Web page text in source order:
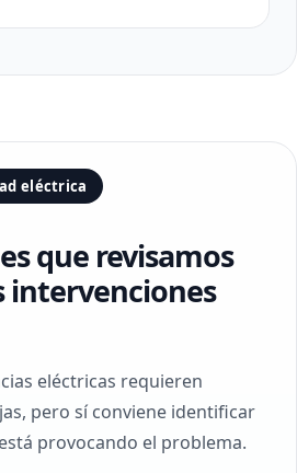
eléctrica
que revisamos
intervenciones
eléctricas requieren
pero sí conviene identificar
provocando el problema.